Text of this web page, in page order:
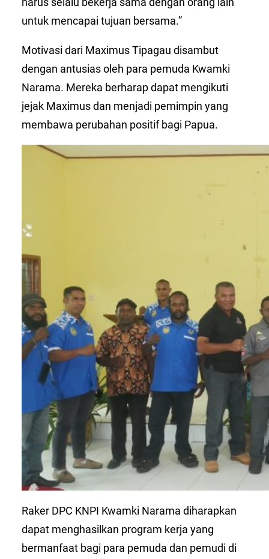
untuk mencapai tujuan bersama.”
Motivasi dari Maximus Tipagau disambut
dengan antusias oleh para pemuda Kwamki
Narama. Mereka berharap dapat mengikuti
jejak Maximus dan menjadi pemimpin yang
membawa perubahan positif bagi Papua.
Raker DPC KNPI Kwamki Narama diharapkan
dapat menghasilkan program kerja yang
bermanfaat bagi para pemuda dan pemudi di